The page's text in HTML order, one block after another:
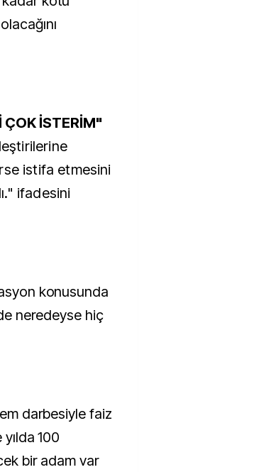
ÇOK İSTERİM"
istifa etmesini
ifadesini
konusunda
neredeyse hiç
darbesiyle faiz
100
bir adam var